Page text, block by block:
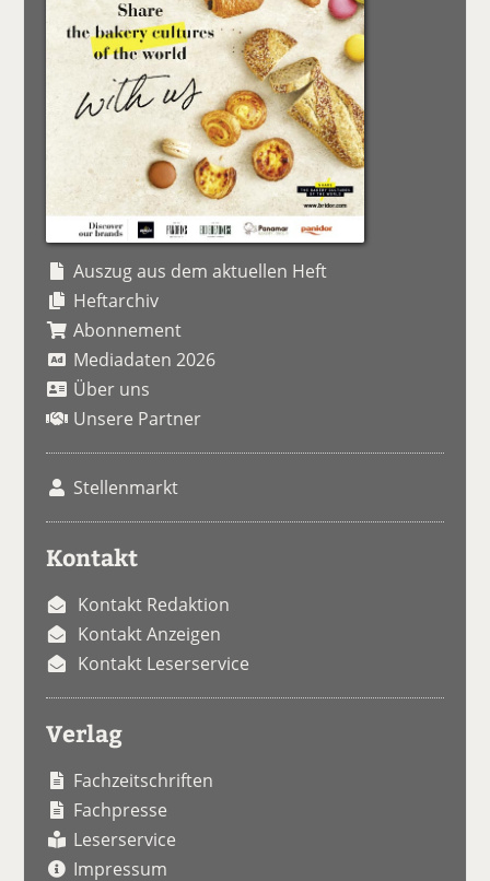
Auszug aus dem aktuellen Heft
Heftarchiv
Abonnement
Mediadaten 2026
Über uns
Unsere Partner
Stellenmarkt
Kontakt
Kontakt Redaktion
Kontakt Anzeigen
Kontakt Leserservice
Verlag
Fachzeitschriften
Fachpresse
Leserservice
Impressum